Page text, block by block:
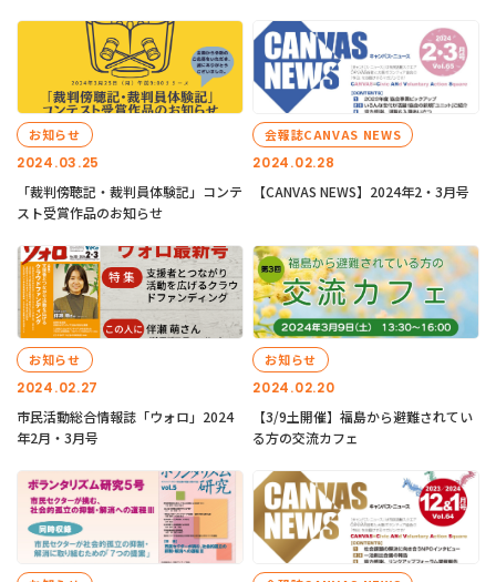
2024.03.25
お知らせ
「裁判傍聴記・裁判員体験記」コンテ
スト受賞作品のお知らせ
2024.02.28
会報誌CANVAS NEWS
【CANVAS NEWS】2024年2・3月号
2024.02.27
お知らせ
市民活動総合情報誌「ウォロ」2024
年2月・3月号
2024.02.20
お知らせ
【3/9土開催】福島から避難されてい
る方の交流カフェ